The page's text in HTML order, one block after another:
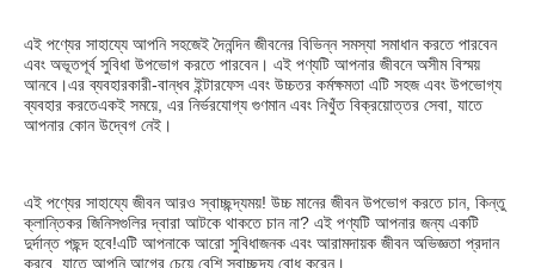
এই পণ্যের সাহায্যে আপনি সহজেই দৈনন্দিন জীবনের বিভিন্ন সমস্যা সমাধান করতে পারবেন
এবং অভূতপূর্ব সুবিধা উপভোগ করতে পারবেন। এই পণ্যটি আপনার জীবনে অসীম বিস্ময়
আনবে।এর ব্যবহারকারী-বান্ধব ইন্টারফেস এবং উচ্চতর কর্মক্ষমতা এটি সহজ এবং উপভোগ্য
ব্যবহার করতেএকই সময়ে, এর নির্ভরযোগ্য গুণমান এবং নিখুঁত বিক্রয়োত্তর সেবা, যাতে
আপনার কোন উদ্বেগ নেই।
এই পণ্যের সাহায্যে জীবন আরও স্বাচ্ছন্দ্যময়! উচ্চ মানের জীবন উপভোগ করতে চান, কিন্তু
ক্লান্তিকর জিনিসগুলির দ্বারা আটকে থাকতে চান না? এই পণ্যটি আপনার জন্য একটি
দুর্দান্ত পছন্দ হবে!এটি আপনাকে আরো সুবিধাজনক এবং আরামদায়ক জীবন অভিজ্ঞতা প্রদান
করবে, যাতে আপনি আগের চেয়ে বেশি স্বাচ্ছন্দ্য বোধ করেন।